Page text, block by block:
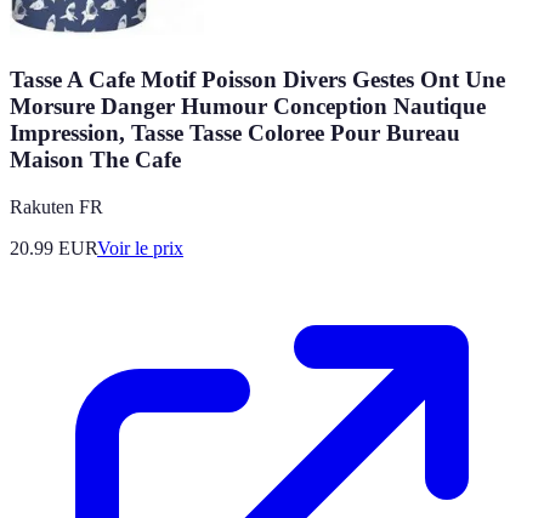
Tasse A Cafe Motif Poisson Divers Gestes Ont Une
Morsure Danger Humour Conception Nautique
Impression, Tasse Tasse Coloree Pour Bureau
Maison The Cafe
Rakuten FR
20.99 EURVoir le prix